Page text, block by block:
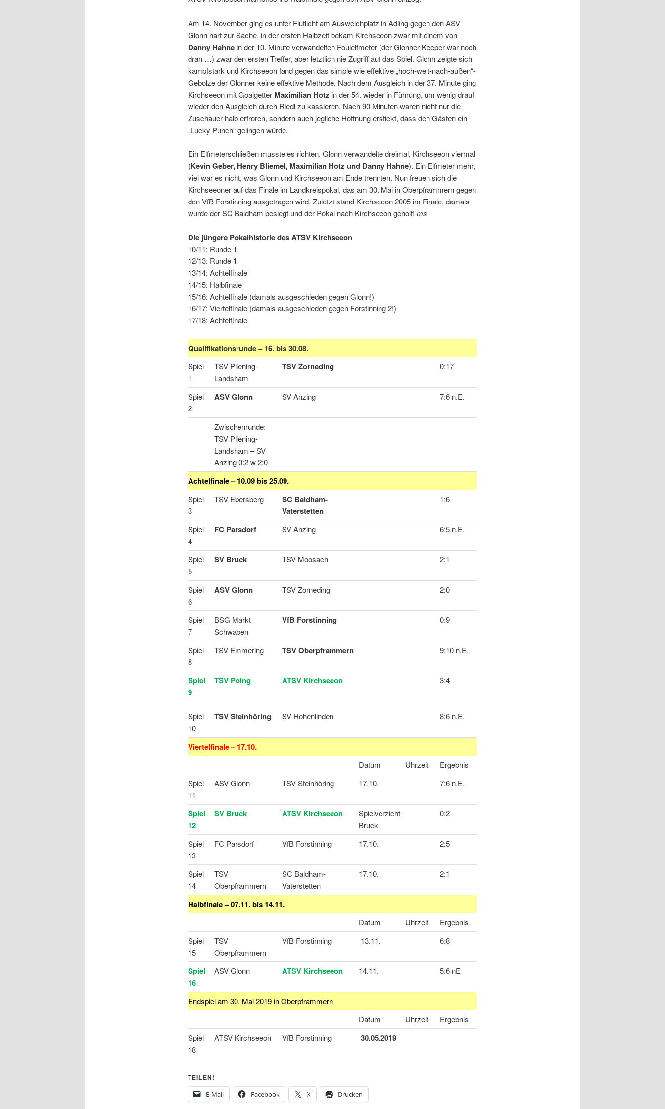
Am 14. November ging es unter Flutlicht am Ausweichplatz in Adling gegen den ASV
Glonn hart zur Sache, in der ersten Halbzeit bekam Kirchseeon zwar mit einem von
Danny Hahnein der 10. Minute verwandelten Foulelfmeter (der Glonner Keeper war noch
dran …) zwar den ersten Treffer, aber letztlich nie Zugriff auf das Spiel. Glonn zeigte sich
kampfstark und Kirchseeon fand gegen das simple wie effektive „hoch-weit-nach-außen“-
Gebolze der Glonner keine effektive Methode. Nach dem Ausgleich in der 37. Minute ging
Kirchseeon mit Goalgetter Maximilian Hotz in der 54. wieder in Führung, um wenig drauf
wieder den Ausgleich durch Riedl zu kassieren. Nach 90 Minuten waren nicht nur die
Zuschauer halb erfroren, sondern auch jegliche Hoffnung erstickt, dass den Gästen ein
„Lucky Punch“ gelingen würde.
Ein Elfmeterschließen musste es richten. Glonn verwandelte dreimal, Kirchseeon viermal
(Kevin Geber, Henry Bliemel, Maximilian Hotz und Danny Hahne). Ein Elfmeter mehr,
viel war es nicht, was Glonn und Kirchseeon am Ende trennten. Nun freuen sich die
Kirchseeoner auf das Finale im Landkreispokal, das am 30. Mai in Oberpframmern gegen
den VfB Forstinning ausgetragen wird. Zuletzt stand Kirchseeon 2005 im Finale, damals
wurde der SC Baldham besiegt und der Pokal nach Kirchseeon geholt! ms
Die jüngere Pokalhistorie des ATSV Kirchseeon
10/11: Runde 1
12/13: Runde 1
13/14: Achtelfinale
14/15: Halbfinale
15/16: Achtelfinale (damals ausgeschieden gegen Glonn!)
16/17: Viertelfinale (damals ausgeschieden gegen Forstinning 2!)
17/18: Achtelfinale
Qualifikationsrunde – 16. bis 30.08.
Spiel
1
TSV Pliening-
Landsham
TSV Zorneding 0:17
Spiel
2
ASV Glonn SV Anzing 7:6 n.E.
Zwischenrunde:
TSV Pliening-
Landsham – SV
Anzing 0:2 w 2:0
Achtelfinale – 10.09 bis 25.09.
Spiel
3
TSV Ebersberg
SC Baldham-
Vaterstetten
1:6
Spiel
4
FC Parsdorf SV Anzing 6:5 n.E.
Spiel
5
SV Bruck TSV Moosach 2:1
Spiel
6
ASV Glonn TSV Zorneding 2:0
Spiel
7
BSG Markt
Schwaben
VfB Forstinning 0:9
Spiel
8
TSV Emmering TSV Oberpframmern 9:10 n.E.
Spiel
9
TSV Poing ATSV Kirchseeon 3:4
Spiel
10
TSV Steinhöring SV Hohenlinden 8:6 n.E.
Viertelfinale – 17.10.
Datum Uhrzeit
Ergebnis
Spiel
11
ASV Glonn TSV Steinhöring 17.10. 7:6 n.E.
Spiel
12
SV Bruck ATSV Kirchseeon
Spielverzicht
Bruck
0:2
Spiel
13
FC Parsdorf VfB Forstinning 17.10. 2:5
Spiel
14
TSV
Oberpframmern
SC Baldham-
Vaterstetten
17.10. 2:1
Halbfinale – 07.11. bis 14.11.
Datum Uhrzeit
Ergebnis
Spiel
15
TSV
Oberpframmern
VfB Forstinning 13.11. 6:8
Spiel
16
ASV Glonn ATSV Kirchseeon 14.11. 5:6 nE
Endspiel am 30. Mai 2019 in Oberpframmern
Datum
Uhrzeit
Ergebnis
Spiel
18
ATSV Kirchseeon VfB Forstinning 30.05.2019
TEILEN!
E-Mail
Facebook X Drucken